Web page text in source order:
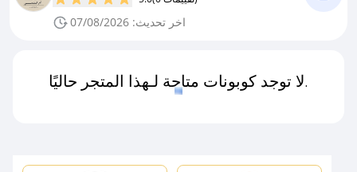
اخر تحديث: 07/08/2026
لا توجد كوبونات متاحة لـهذا المتجر حاليًا.